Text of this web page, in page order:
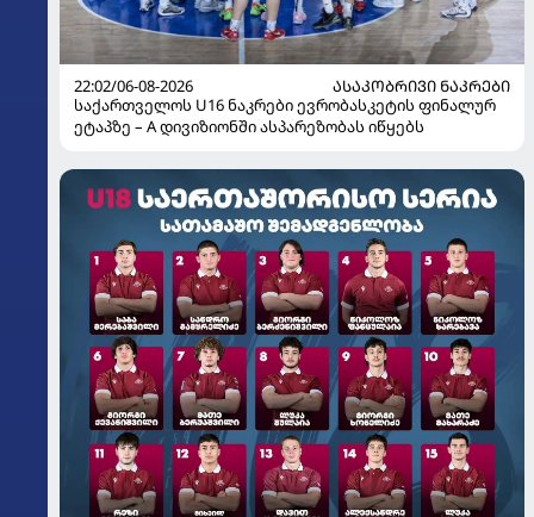
22:02/06-08-2026
ᲐᲡᲐᲙᲝᲑᲠᲘᲕᲘ ᲜᲐᲙᲠᲔᲑᲘ
საქართველოს U16 ნაკრები ევრობასკეტის ფინალურ
ეტაპზე – A დივიზიონში ასპარეზობას იწყებს